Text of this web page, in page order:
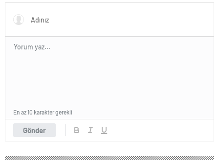
Orgeneral Rafet Dalkıran
Gönder
En az 10 karakter gerekli